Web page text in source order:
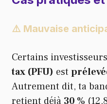
⚠️ Mauvaise
Certains
tax (PFU) est
Autrement dit, ta
retient déjà 30 %